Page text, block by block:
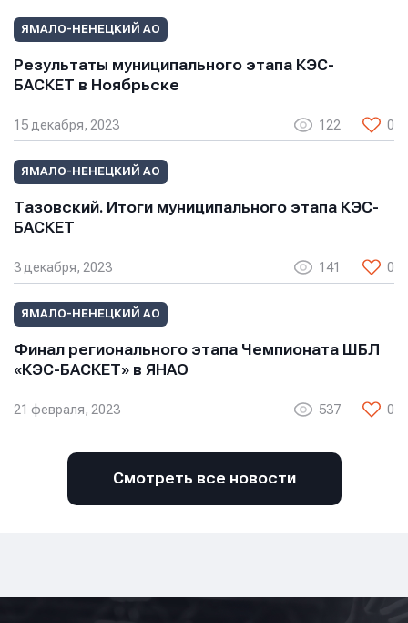
ЯМАЛО-НЕНЕЦКИЙ АО
Результаты муниципального этапа КЭС-
БАСКЕТ в Ноябрьске
15 декабря, 2023 122 0
ЯМАЛО-НЕНЕЦКИЙ АО
Тазовский. Итоги муниципального этапа КЭС-
БАСКЕТ
3 декабря, 2023 141 0
ЯМАЛО-НЕНЕЦКИЙ АО
Финал регионального этапа Чемпионата ШБЛ
«КЭС-БАСКЕТ» в ЯНАО
21 февраля, 2023 537 0
Смотреть все новости
Сообщение
Нажимая кнопку “Отправить”, вы соглашаетесь с
Сообщение
Нажимая кнопку “Отправить”, вы соглашаетесь с
Сообщение
условиями обработки персональных данных